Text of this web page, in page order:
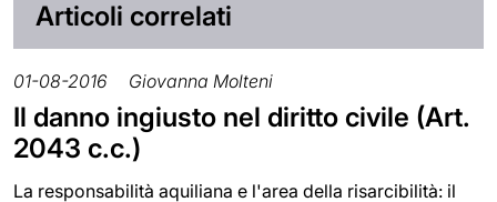
Articoli correlati
01-08-2016 Giovanna Molteni
Il danno ingiusto nel diritto civile (Art.
2043 c.c.)
La responsabilità aquiliana e l'area della risarcibilità: il